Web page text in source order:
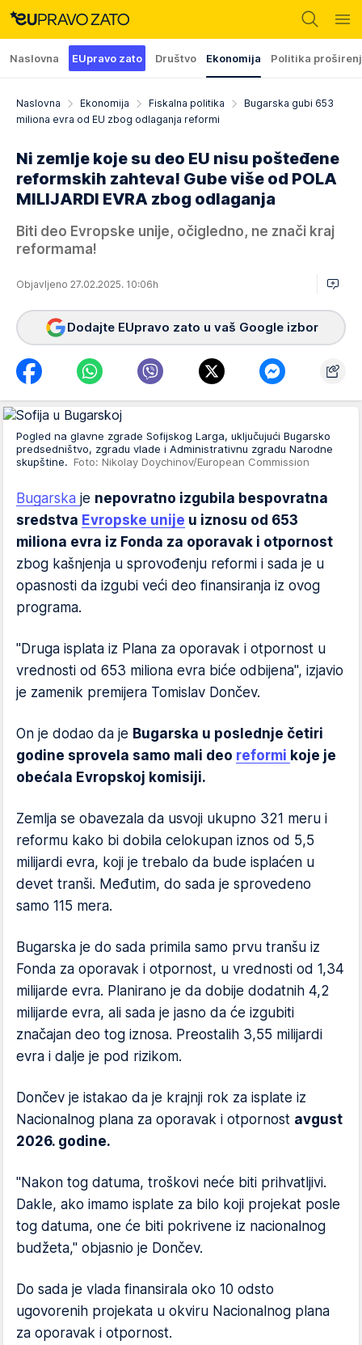
Naslovna EUpravo zato Društvo Ekonomija Politika
Naslovna Ekonomija Fiskalna politika
Bugarska gubi 653
miliona evra od EU zbog odlaganja reformi
Ni zemlje koje su deo EU nisu pošteđene
reformskih zahteva! Gube više od POLA
MILIJARDI EVRA zbog odlaganja
Biti deo Evropske unije, očigledno, ne znači kraj
reformama!
Objavljeno 27.02.2025. 10:06h
Dodajte EUpravo zato u vaš Google izbor
Pogled na glavne zgrade Sofijskog Larga, uključujući Bugarsko
predsedništvo, zgradu vlade i Administrativnu zgradu Narodne
skupštine. Foto: Nikolay Doychinov/European Commission
Bugarska je nepovratno izgubila bespovratna
sredstva Evropske unije u iznosu od 653
miliona evra iz Fonda za oporavak i otpornost
zbog kašnjenja u sprovođenju reformi i sada je u
opasnosti da izgubi veći deo finansiranja iz ovog
programa.
"Druga isplata iz Plana za oporavak i otpornost u
vrednosti od 653 miliona evra biće odbijena", izjavio
je zamenik premijera Tomislav Dončev.
On je dodao da je Bugarska u poslednje četiri
godine sprovela samo mali deo reformi koje je
obećala Evropskoj komisiji.
Zemlja se obavezala da usvoji ukupno 321 meru i
reformu kako bi dobila celokupan iznos od 5,5
milijardi evra, koji je trebalo da bude isplaćen u
devet tranši. Međutim, do sada je sprovedeno
samo 115 mera.
Bugarska je do sada primila samo prvu tranšu iz
Fonda za oporavak i otpornost, u vrednosti od 1,34
milijarde evra. Planirano je da dobije dodatnih 4,2
milijarde evra, ali sada je jasno da će izgubiti
značajan deo tog iznosa. Preostalih 3,55 milijardi
evra i dalje je pod rizikom.
Dončev je istakao da je krajnji rok za isplate iz
Nacionalnog plana za oporavak i otpornost avgust
2026. godine.
"Nakon tog datuma, troškovi neće biti prihvatljivi.
Dakle, ako imamo isplate za bilo koji projekat posle
tog datuma, one će biti pokrivene iz nacionalnog
budžeta," objasnio je Dončev.
Do sada je vlada finansirala oko 10 odsto
ugovorenih projekata u okviru Nacionalnog plana
za oporavak i otpornost.